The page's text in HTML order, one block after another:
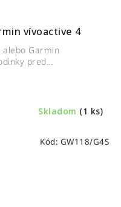
vívoactive 4
Skladom (1 ks)
alebo Garmin
pred...
Kód: GW118/G4S